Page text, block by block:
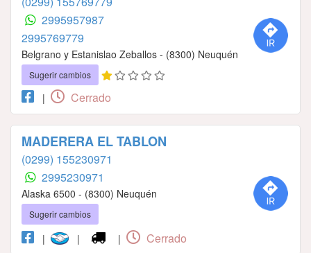
2995957987
2995769779
Belgrano y Estanislao Zeballos - (8300) Neuquén
Sugerir cambios
| Cerrado
MADERERA EL TABLON
(0299) 155230971
2995230971
Alaska 6500 - (8300) Neuquén
Sugerir cambios
| | | Cerrado